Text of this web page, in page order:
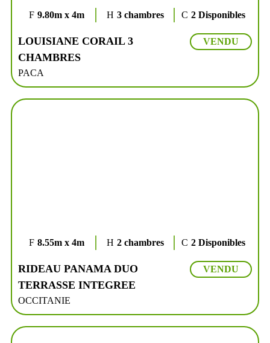
9.80m x 4m 3 chambres 2 Disponibles
LOUISIANE CORAIL 3
CHAMBRES
PACA
VENDU
8.55m x 4m 2 chambres 2 Disponibles
RIDEAU PANAMA DUO
TERRASSE INTEGREE
OCCITANIE
VENDU